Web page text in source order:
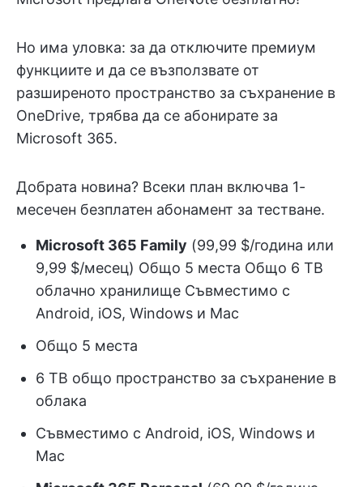
Но има уловка: за да отключите премиум
функциите и да се възползвате от
разширеното пространство за съхранение в
OneDrive, трябва да се абонирате за
Microsoft 365.
Добрата новина? Всеки план включва 1-
месечен безплатен абонамент за тестване.
Microsoft 365 Family (99,99 $/година или
9,99 $/месец) Общо 5 места Общо 6 TB
облачно хранилище Съвместимо с
Android, iOS, Windows и Mac
Общо 5 места
6 TB общо пространство за съхранение в
облака
Съвместимо с Android, iOS, Windows и
Mac